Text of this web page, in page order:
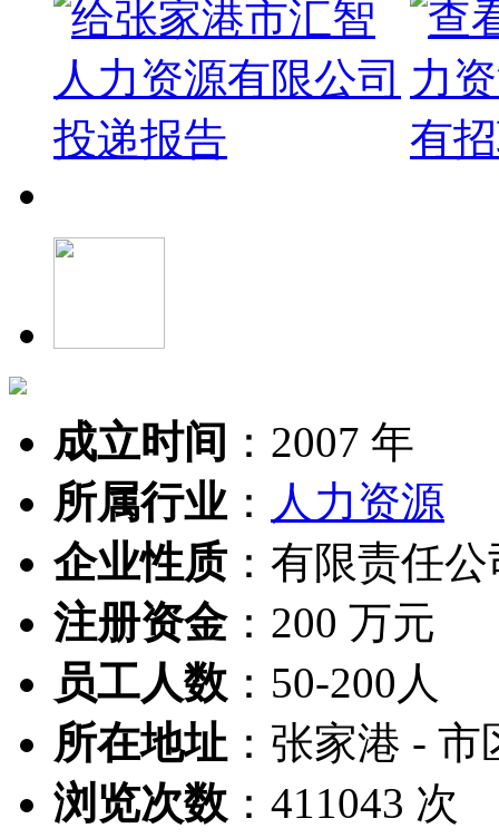
成立时间 ： 2007 年
所属行业： 人力资源
企业性质： 有限责任公
注册资金： 200 万元
员工人数 ： 50-200人
所在地址 ： 张家港 - 市
浏览次数 ： 411043 次